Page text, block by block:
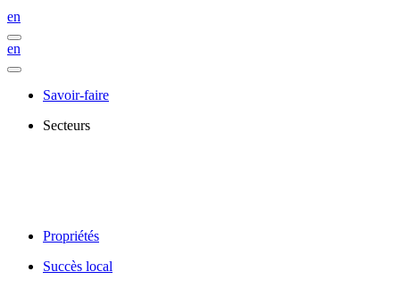
en
en
Savoir-faire
Secteurs
Propriétés
Succès local